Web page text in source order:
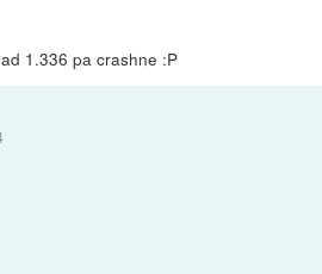
1.336 pa crashne :P